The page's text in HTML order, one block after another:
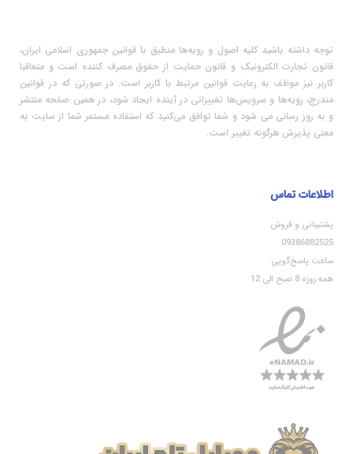
توجه داشته باشید کلیه اصول و رویه‏‌ها منطبق با قوانین جمهوری اسلامی ایران،
قانون تجارت الکترونیک و قانون حمایت از حقوق مصرف کننده است و متعاقبا
کاربر نیز موظف به رعایت قوانین مرتبط با کاربر است. در صورتی که در قوانین
مندرج، رویه‏‌ها و سرویس‏‌ها تغییراتی در آینده ایجاد شود، در همین صفحه منتشر
و به روز رسانی می شود و شما توافق می‏‌کنید که استفاده مستمر شما از سایت به
معنی پذیرش هرگونه تغییر است.
اطلاعات تماس
پشتیبانی و فروش
09386882525
ساعت پاسخ‌گویی
همه روزه 8 صبح الی 12